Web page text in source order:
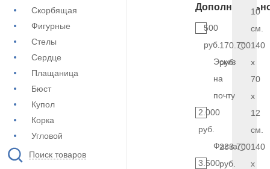
Скорбящая
Фигурные
Стелы
Сердце
Плащаница
Бюст
Купол
Корка
Угловой
Поиск товаров
500
руб.
Эскиз
на
почту
2.000
руб.
Фаска
3.500
10
см.
170.700
руб.
140
x
70
x
12
см.
233.700
руб.
140
x